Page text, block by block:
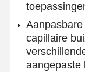
capillaire
aangepaste